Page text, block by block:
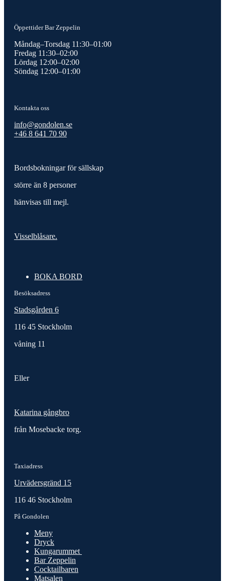
Öppettider Bar Zeppelin
Måndag–Torsdag 11:30–01:00
Fredag 11:30–02:00
Lördag 12:00–02:00
Söndag 12:00–01:00
Kontakta oss
info@gondolen.se
+46 8 641 70 90
Bordsbokningar för sällskap
större än 8 personer
hänvisas till mejl.
Visselblåsare.
BOKA BORD
Besöksadress
Stadsgården 6
116 45 Stockholm
våning 11
Eller
Katarina gångbro
från Mosebacke torg.
Taxiadress
Urvädersgränd 15
116 46 Stockholm
På Gondolen
Meny
Dryck
Kungarummet
Bar Zeppelin
Cocktailbaren
Matsalen